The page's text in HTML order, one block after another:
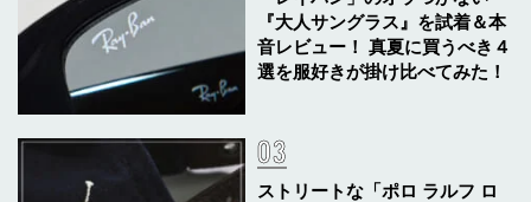
『大人サングラス』を試着＆本
音レビュー！ 真夏に買うべき４
選を服好きが掛け比べてみた！
ストリートな「ポロ ラルフ ロ